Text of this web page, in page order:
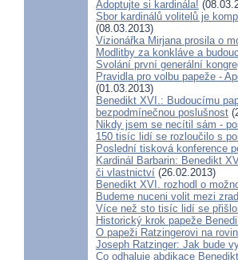
Adoptujte si kardinála!
Sbor kardinálů volitelů je
(08.03.2013)
Vizionářka Mirjana prosila o
Modlitby za konkláve a
Svolání první generální
Pravidla pro volbu papeže -
(01.03.2013)
Benedikt XVI.: Budoucímu
bezpodmínečnou poslušnost
Nikdy jsem se necítil sám -
150 tisíc lidí se rozloučilo s
Poslední tisková konference
Kardinál Barbarin: Benedikt
či vlastnictví (26.02.2013)
Benedikt XVI. rozhodl o
Budeme nuceni volit mezi
Více než sto tisíc lidí se
Historický krok papeže
O papeži Ratzingerovi na
Joseph Ratzinger: Jak bude
Co odhaluje abdikace